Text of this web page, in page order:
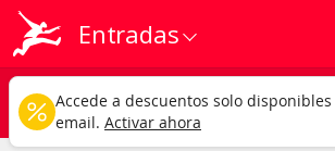
Entradas
Mey Zamora
Cualquier tipo Cualquier fecha
Accede a descuentos solo
email. Activar ahora